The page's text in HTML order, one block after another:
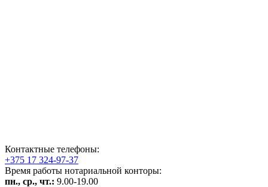
Контактные телефоны:
+375 17 324-97-37
Время работы нотариальной конторы:
пн., ср., чт.: 9.00-19.00